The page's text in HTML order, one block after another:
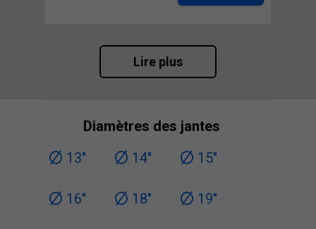
Lire plus
Diamètres des jantes
13"
14" 15"
16" 18" 19"